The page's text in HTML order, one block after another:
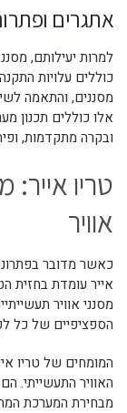
אתגרים
למרות יעילותם,
כוללים עלויות
מסננים, והתאמה
אלו כוללים תכנון
ובקרה מתקדמות,
טריו אייר:
אוויר
כאשר מדובר
אייר עומדת בחזית
מסנני אוויר
הספציפיים של כל
המומחים של טריו
האוויר התעשייתי.
מבחירת המערכת